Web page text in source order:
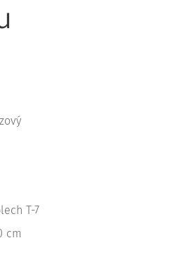
T-7
cm